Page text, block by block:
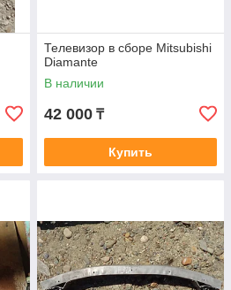
Телевизор в сборе Mitsubishi
Diamante
В наличии
42 000 ₸
Купить